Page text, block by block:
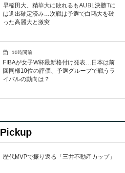
早稲田大、精華大に敗れるもAUBL決勝Tに
は進出確定済み…次戦は予選で白鷗大を破
った高麗大と激突
10時間前
FIBAが女子W杯最新格付け発表…日本は前
回同様10位の評価、予選グループで戦うラ
イバルの動向は？
Pickup
歴代MVPで振り返る「三井不動産カップ」